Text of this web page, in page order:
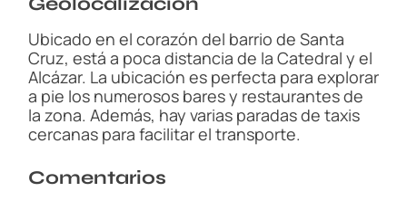
Ubicado en el corazón del barrio de Santa
Cruz, está a poca distancia de la Catedral y el
Alcázar. La ubicación es perfecta para explorar
a pie los numerosos bares y restaurantes de
la zona. Además, hay varias paradas de taxis
cercanas para facilitar el transporte.
Comentarios